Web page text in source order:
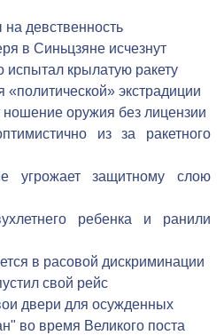
на девственность
в Синьцзяне исчезнут
испытал крылатую ракету
экстрадиции
оружия без лицензии
из за ракетного
угрожает защитному слою
ребенка и ранили
в расовой дискриминации
свой рейс
двери для осужденных
во время Великого поста